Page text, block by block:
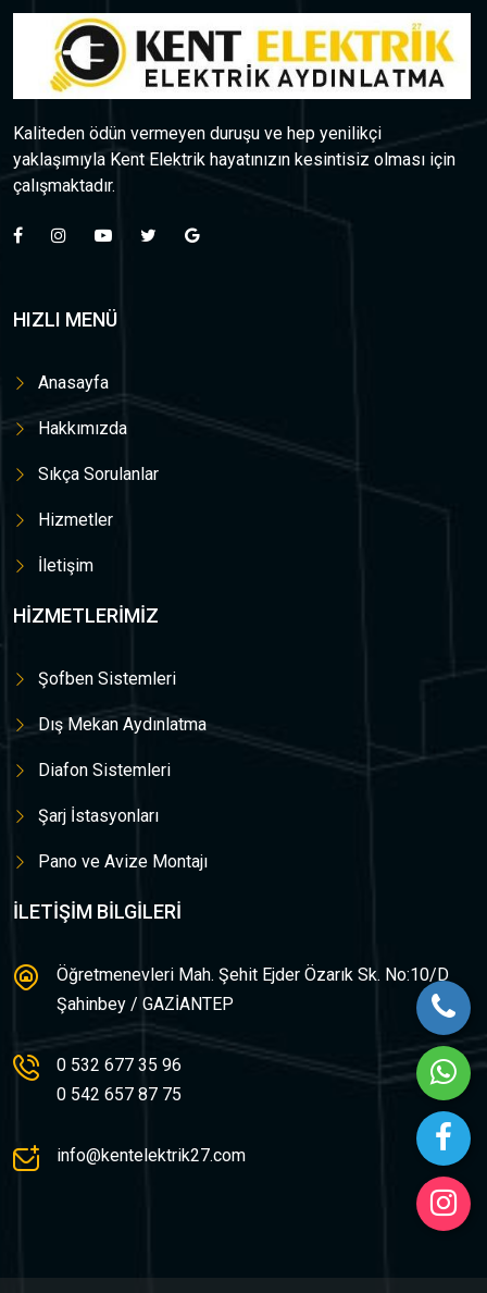
Kaliteden ödün vermeyen duruşu ve hep yenilikçi
yaklaşımıyla Kent Elektrik hayatınızın kesintisiz olması için
çalışmaktadır.
HIZLI MENÜ
Anasayfa
Hakkımızda
Sıkça Sorulanlar
Hizmetler
İletişim
HIZMETLERIMIZ
Şofben Sistemleri
Dış Mekan Aydınlatma
Diafon Sistemleri
Şarj İstasyonları
Pano ve Avize Montajı
İLETIŞIM BILGILERI
Öğretmenevleri Mah. Şehit Ejder Özarık Sk. No:10/D Şahinbey / GAZİANTEP
0 532 677 35 96
0 542 657 87 75
info@kentelektrik27.com